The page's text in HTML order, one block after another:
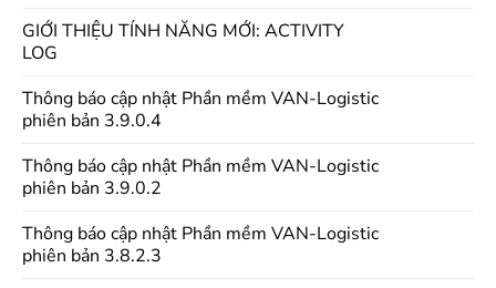
GIỚI THIỆU TÍNH NĂNG MỚI: ACTIVITY
LOG
Thông báo cập nhật Phần mềm VAN-Logistic
phiên bản 3.9.0.4
Thông báo cập nhật Phần mềm VAN-Logistic
phiên bản 3.9.0.2
Thông báo cập nhật Phần mềm VAN-Logistic
phiên bản 3.8.2.3